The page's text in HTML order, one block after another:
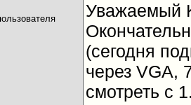
Уважаемый
(сегодня
через
смотреть с